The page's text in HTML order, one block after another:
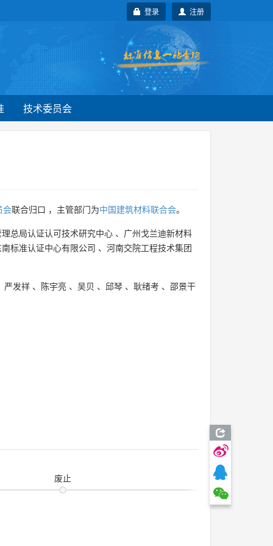
注册
登录
技术委员会
会联合归口 ，主管部门为中国建筑材料联合会。
总局认证认可技术研究中心 、 广州戈兰迪新材料
标准认证中心有限公司 、 河南交院工程技术集团
严发祥 、 陈宇亮 、 吴贝 、 邱琴 、 耿绪考 、 邵景干
废止